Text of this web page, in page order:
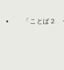
「ことば２